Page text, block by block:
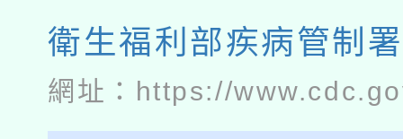
衛生福利部疾病管制署
網址： https://